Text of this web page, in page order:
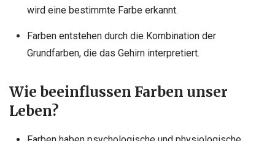
wird eine bestimmte Farbe erkannt.
Farben entstehen durch die Kombination der
Grundfarben, die das Gehirn interpretiert.
Wie beeinflussen Farben unser
Leben?